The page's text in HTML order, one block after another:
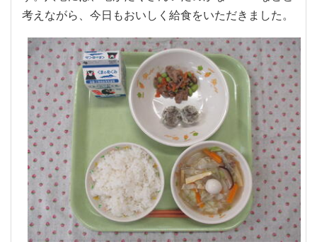
考えながら、今日もおいしく給食をいただきました。